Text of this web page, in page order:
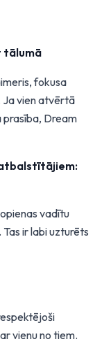
tālumā
fokusa
Ja vien atvērtā
Dream
vadītu
ir labi uzturēts
vienu no tiem.